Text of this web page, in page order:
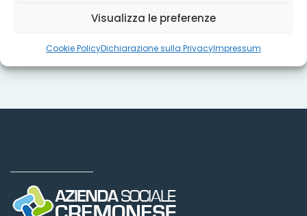
Visualizza le preferenze
Cookie PolicyDichiarazione sulla PrivacyImpressum